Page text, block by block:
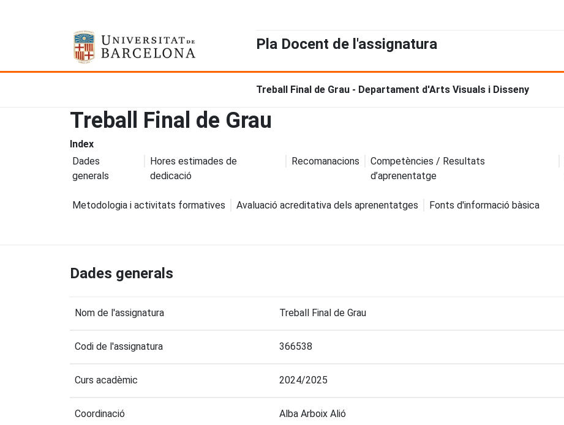
Pla Docent de l'assignatura
Treball Final de Grau - Departament d'Arts Visuals i Disseny
Treball Final de Grau
Index
Dades
generals
Hores estimades de
dedicació
Recomanacions
Competències / Resultats
d’aprenentatge
Metodologia i activitats formatives Avaluació acreditativa dels aprenentatges Fonts d'informació bàsica
Dades generals
Nom de l'assignatura Treball Final de Grau
Codi de l'assignatura 366538
Curs acadèmic 2024/2025
Coordinació Alba Arboix Alió